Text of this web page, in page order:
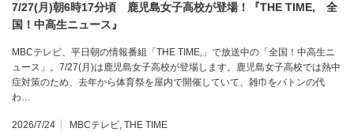
7/27(月)朝6時17分頃 鹿児島女子高校が登場！『THE TIME, 全
国！中高生ニュース』
MBCテレビ、平日朝の情報番組「THE TIME,」で放送中の「全国！中高生ニ
ュース」。7/27(月)は鹿児島女子高校が登場します。鹿児島女子高校では熱中
症対策のため、去年から体育祭を屋内で開催していて、雑巾をバトンの代
わ…
2026/7/24 MBCテレビ, THE TIME